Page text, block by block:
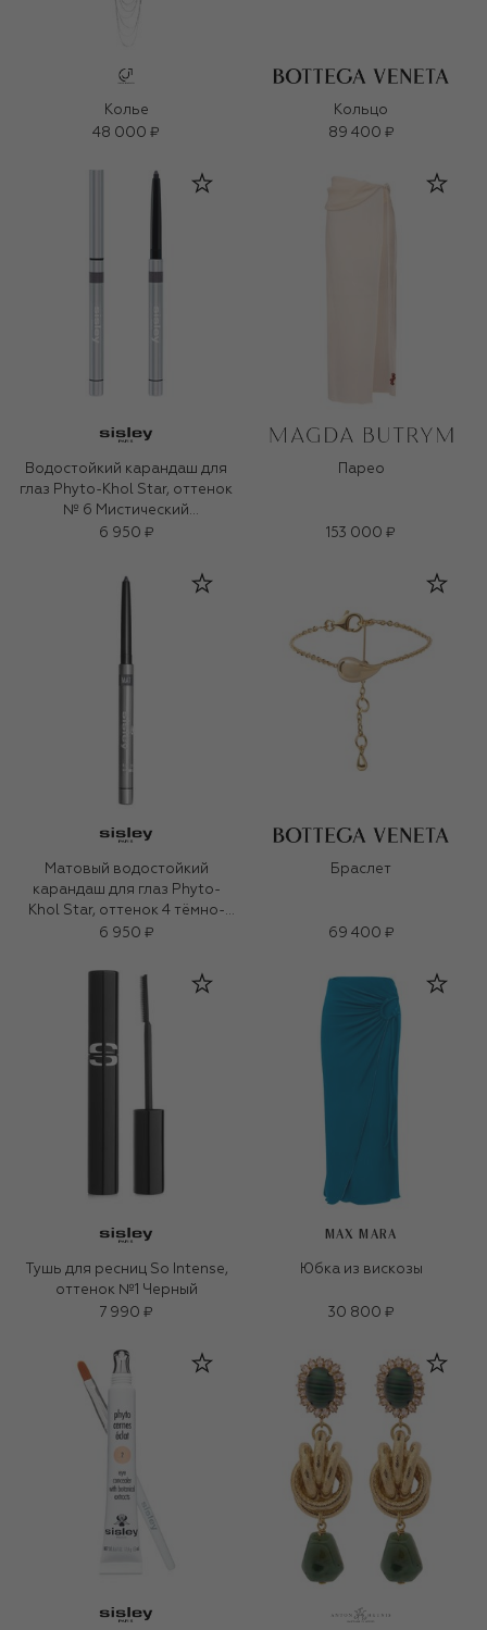
Колье
48 000 ₽
Кольцо
89 400 ₽
Водостойкий карандаш для
глаз Phyto-Khol Star, оттенок
№ 6 Мистический
фиолетовый
6 950 ₽
Парео
153 000 ₽
Матовый водостойкий
карандаш для глаз Phyto-
Khol Star, оттенок 4 тёмно-
серый (0.3g)
6 950 ₽
Браслет
69 400 ₽
Тушь для ресниц So Intense,
оттенок №1 Черный
7 990 ₽
MAX MARA
Юбка из вискозы
30 800 ₽